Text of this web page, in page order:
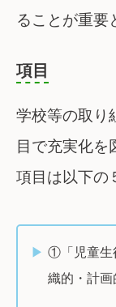
ることが重要
項目
学校等の取り
目で充実化を
項目は以下の
①「児童生
織的・計画